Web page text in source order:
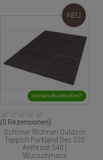
Versandkostenfrei*
NEU
(0 Rezensionen)
Schöner Wohnen Outdoor
Teppich Parkland Des.220
Anthrazit 040 |
Wunschmass